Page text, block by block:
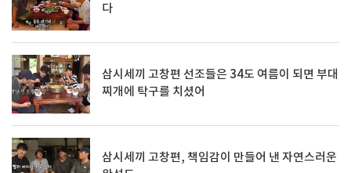
다
삼시세끼 고창편 선조들은 34도 여름이 되면 부대
찌개에 탁구를 치셨어
삼시세끼 고창편, 책임감이 만들어 낸 자연스러운